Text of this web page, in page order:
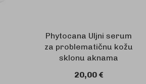
Phytocana Uljni serum
za problematičnu kožu
sklonu aknama
20,00 €